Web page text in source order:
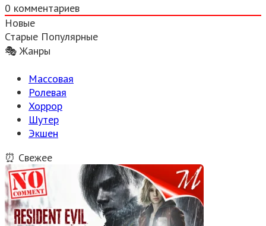
0 комментариев
Новые
Старые Популярные
🎭 Жанры
Массовая
Ролевая
Хоррор
Шутер
Экшен
⏰ Свежее